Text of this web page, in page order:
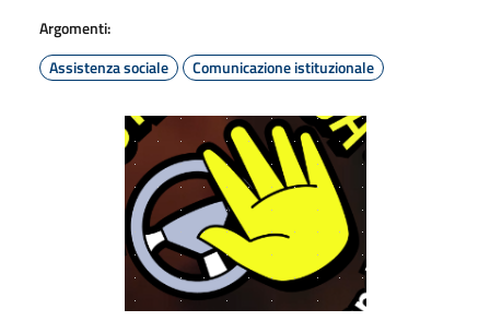
Argomenti:
Assistenza sociale
Comunicazione istituzionale